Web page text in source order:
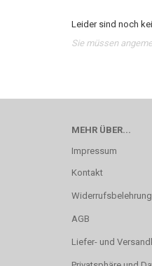
Leider sind noch
Sie müssen
MEHR ÜBER...
Impressum
Kontakt
AGB
Liefer- und